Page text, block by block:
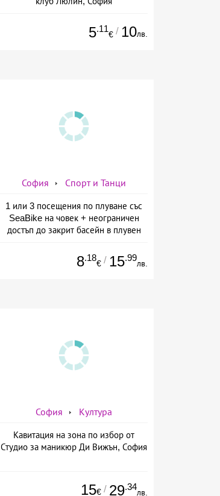
5.11
€ / 10лв.
София Спорт и Танци
1 или 3 посещения по плуване със
SeaBike на човек + неограничен
достъп до закрит басейн в плувен
8.18
€ / 15.99
лв.
София Култура
Кавитация на зона по избор от
Студио за маникюр Ди Вижън, София
15€ / 29.34
лв.